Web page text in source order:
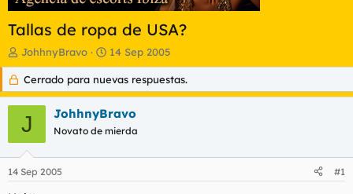
Tallas de ropa de USA?
I
n
c
i
a
d
o
d
JohhnyBravo
F
e
c
h
d
e
i
14 Sep 2005
Cerrado para nuevas respuestas.
J JohhnyBravo
Novato de mierda
14 Sep 2005 #1